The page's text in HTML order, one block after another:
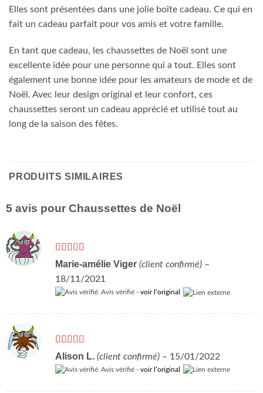
Elles sont présentées dans une jolie boîte cadeau. Ce qui en
fait un cadeau parfait pour vos amis et votre famille.
En tant que cadeau, les chaussettes de Noël sont une
excellente idée pour une personne qui a tout. Elles sont
également une bonne idée pour les amateurs de mode et de
Noël. Avec leur design original et leur confort, ces
chaussettes seront un cadeau apprécié et utilisé tout au
long de la saison des fêtes.
PRODUITS SIMILAIRES
5 avis pour Chaussettes de Noël
Note5 sur 5
Marie-amélie Viger (client confirmé) –
18/11/2021
Avis vérifié - voir l’original
Note5sur 5
Alison L. (client confirmé) – 15/01/2022
Avis vérifié - voir l’original